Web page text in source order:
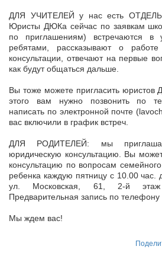
ДЛЯ УЧИТЕЛЕЙ у нас есть
Юристы ДЮКа сейчас по заявкам
по приглашениям) встречаются в
ребятами, рассказывают о работе
консультации, отвечают на первые
как будут общаться дальше.
Вы тоже можете пригласить
этого вам нужно позвонить по
написать по электронной почте
вас включили в график встреч.
ДЛЯ РОДИТЕЛЕЙ: мы
юридическую консультацию. Вы
консультацию по вопросам
ребенка каждую пятницу с 10.00 час.
ул. Московская, 61, 2-й
Предварительная запись по
Мы ждем вас!